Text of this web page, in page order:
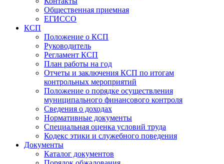
Общественная приемная
ЕГИССО
КСП
Положение о КСП
Руководитель
Регламент КСП
План работы на год
Отчеты и заключения КСП по итогам
контрольных мероприятий
Положение о порядке осуществления
муниципального финансового контроля
Сведения о доходах
Нормативные документы
Специальная оценка условий труда
Кодекс этики и служебного поведения
Документы
Каталог документов